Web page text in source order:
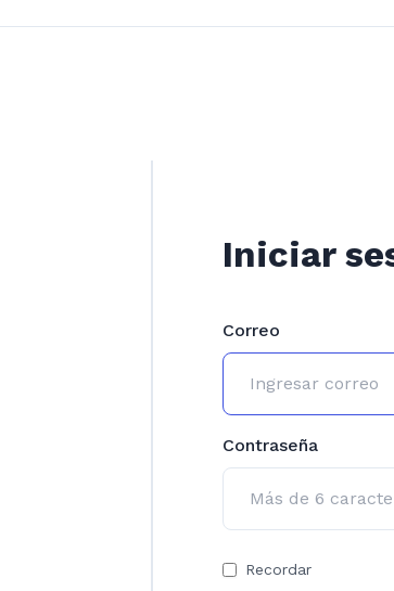
Iniciar
Correo
Contraseña
Recordar